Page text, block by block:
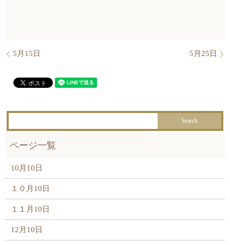
5月15日 5月25日
10月10日
１０月10日
１１月10日
12月10日